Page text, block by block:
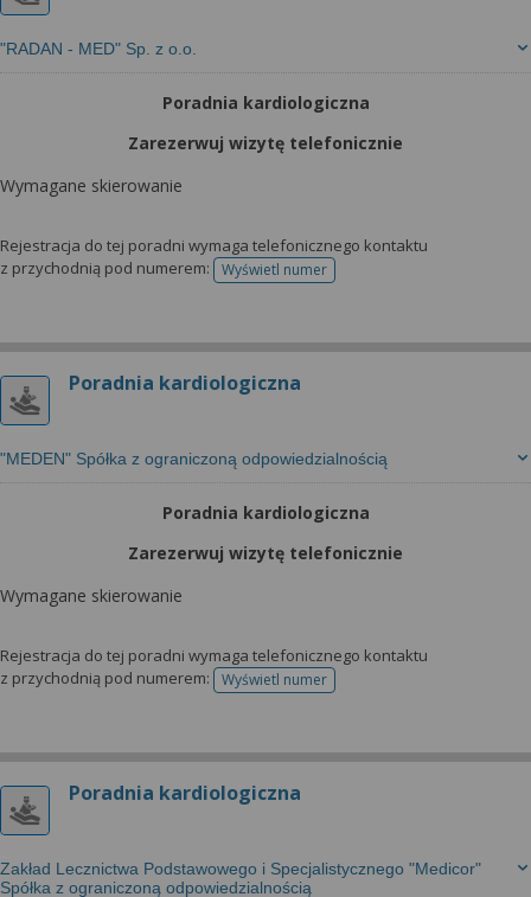
"RADAN - MED" Sp. z o.o.
Poradnia kardiologiczna
Zarezerwuj wizytę telefonicznie
Wymagane skierowanie
Rejestracja do tej poradni wymaga telefonicznego kontaktu
z przychodnią pod numerem:
Wyświetl numertelefonu do rejestracji
Poradnia kardiologiczna
"MEDEN" Spółka z ograniczoną odpowiedzialnością
Poradnia kardiologiczna
Zarezerwuj wizytę telefonicznie
Wymagane skierowanie
Rejestracja do tej poradni wymaga telefonicznego kontaktu
z przychodnią pod numerem:
Wyświetl numertelefonu do rejestracji
Poradnia kardiologiczna
Zakład Lecznictwa Podstawowego i Specjalistycznego "Medicor"
Spółka z ograniczoną odpowiedzialnością